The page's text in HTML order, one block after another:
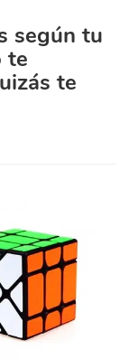
según tu
te
te